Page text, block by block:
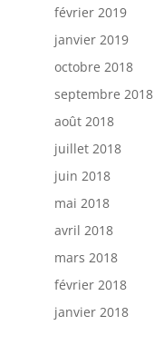
février 2019
janvier 2019
octobre 2018
septembre 2018
août 2018
juillet 2018
juin 2018
mai 2018
avril 2018
mars 2018
février 2018
janvier 2018